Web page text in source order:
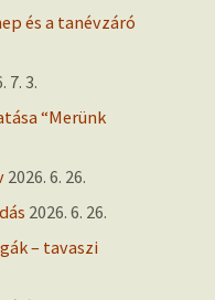
és a tanévzáró
7. 3.
“Merünk
2026. 6. 26.
2026. 6. 26.
– tavaszi